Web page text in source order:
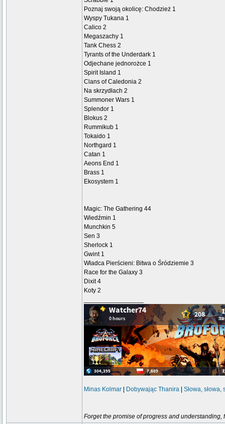
Poznaj swoją okolicę: Chodzież 1
Wyspy Tukana 1
Calico 2
Megaszachy 1
Tank Chess 2
Tyrants of the Underdark 1
Odjechane jednorożce 1
Spirit Island 1
Clans of Caledonia 2
Na skrzydłach 2
Summoner Wars 1
Splendor 1
Blokus 2
Rummikub 1
Tokaido 1
Northgard 1
Catan 1
Aeons End 1
Brass 1
Ekosystem 1
Magic: The Gathering 44
Wiedźmin 1
Munchkin 5
Sen 3
Sherlock 1
Gwint 1
Władca Pierścieni: Bitwa o Śródziemie 3
Race for the Galaxy 3
Dixit 4
Koty 2
Minas Kolmar Dobywając Thanira Słowa, słowa,
Forget the promise of progress and